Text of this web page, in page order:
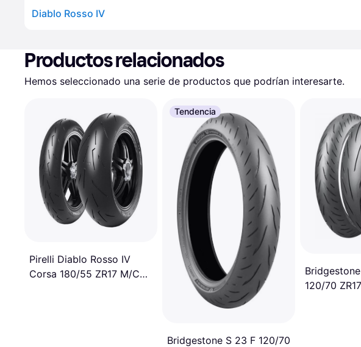
Diablo Rosso IV
Productos relacionados
Hemos seleccionado una serie de productos que podrían interesarte.
Pirelli Diablo Rosso IV
Corsa 180/55 ZR17 M/C
Tendencia
Bridgestone S 23 F 120/70
120/70